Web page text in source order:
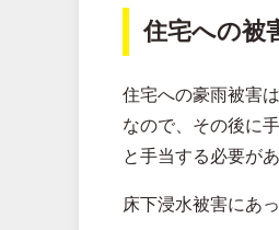
住宅への被
住宅への豪雨被害
なので、その後に
と手当する必要があ
床下浸水被害にあ